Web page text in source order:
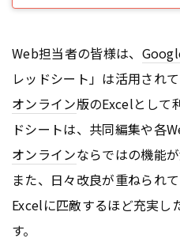
Web担当者の皆様は、
レッドシート」は活用され
オンライン版のExcelとして
ドシートは、共同編集や各
オンラインならではの機能が
また、日々改良が重ねられ
Excelに匹敵するほど充実し
す。